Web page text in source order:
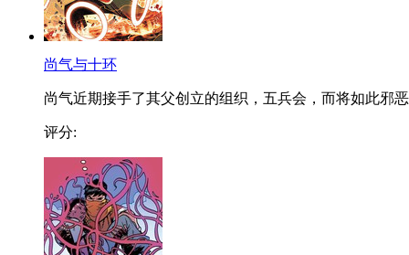
尚气与十环
尚气近期接手了其父创立的组织，五兵会，而将如此邪
评分: